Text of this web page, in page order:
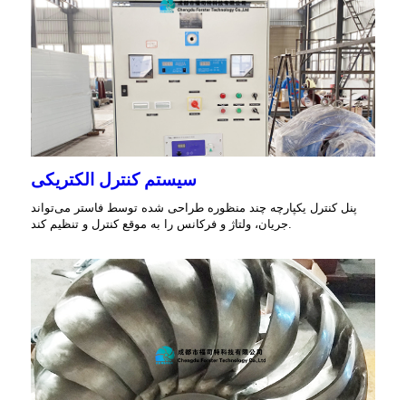
سیستم کنترل الکتریکی
پنل کنترل یکپارچه چند منظوره طراحی شده توسط فاستر می‌تواند
جریان، ولتاژ و فرکانس را به موقع کنترل و تنظیم کند.